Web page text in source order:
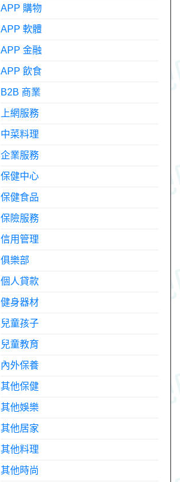
APP 購物
APP 軟體
APP 金融
APP 飲食
B2B 商業
上網服務
中菜料理
企業服務
保健中心
保健食品
保險服務
信用管理
俱樂部
個人貸款
健身器材
兒童孩子
兒童教育
內外保養
其他保健
其他娛樂
其他居家
其他料理
其他時尚